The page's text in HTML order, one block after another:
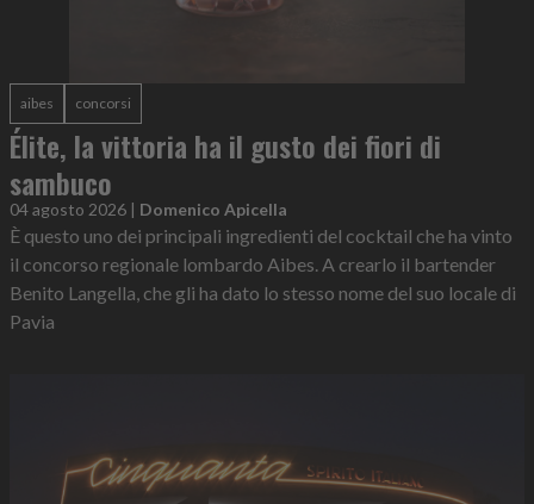
aibes concorsi
Élite, la vittoria ha il gusto dei fiori di
sambuco
04 agosto 2026 | Domenico Apicella
È questo uno dei principali ingredienti del cocktail che ha vinto
il concorso regionale lombardo Aibes. A crearlo il bartender
Benito Langella, che gli ha dato lo stesso nome del suo locale di
Pavia